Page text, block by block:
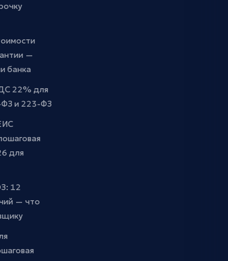
—
банка
22% для
ФЗ и 223-ФЗ
для
12
— что